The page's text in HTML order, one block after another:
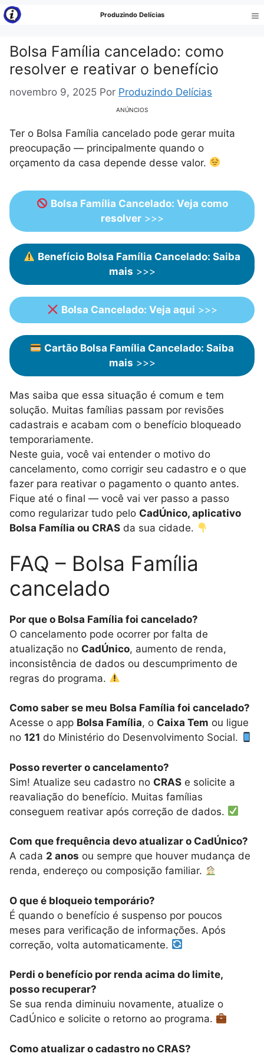
Pular
para
conteúdo
Produzindo Delícias
Bolsa Família cancelado: como
resolver e reativar o benefício
novembro 9, 2025 Por Produzindo Delícias
ANÚNCIOS
Ter o Bolsa Família cancelado pode gerar muita
preocupação — principalmente quando o
orçamento da casa depende desse valor.
Bolsa Família Cancelado: Veja como
resolver>>>
Benefício Bolsa Família Cancelado: Saiba
mais >>>
Bolsa Cancelado: Veja aqui >>>
Cartão Bolsa Família Cancelado: Saiba
mais >>>
Mas saiba que essa situação é comum e tem
solução. Muitas famílias passam por revisões
cadastrais e acabam com o benefício bloqueado
temporariamente.
Neste guia, você vai entender o motivo do
cancelamento, como corrigir seu cadastro e o que
fazer para reativar o pagamento o quanto antes.
Fique até o final — você vai ver passo a passo
como regularizar tudo pelo CadÚnico, aplicativo
Bolsa Família ou CRAS da sua cidade.
FAQ – Bolsa Família
cancelado
Por que o Bolsa Família foi cancelado?
O cancelamento pode ocorrer por falta de
atualização no CadÚnico, aumento de renda,
inconsistência de dados ou descumprimento de
regras do programa.
Como saber se meu Bolsa Família foi cancelado?
Acesse o app Bolsa Família, o Caixa Tem ou ligue
no 121 do Ministério do Desenvolvimento Social.
Posso reverter o cancelamento?
Sim! Atualize seu cadastro no CRAS e solicite a
reavaliação do benefício. Muitas famílias
conseguem reativar após correção de dados.
Com que frequência devo atualizar o CadÚnico?
A cada 2 anos ou sempre que houver mudança de
renda, endereço ou composição familiar.
O que é bloqueio temporário?
É quando o benefício é suspenso por poucos
meses para verificação de informações. Após
correção, volta automaticamente.
Perdi o benefício por renda acima do limite,
posso recuperar?
Se sua renda diminuiu novamente, atualize o
CadÚnico e solicite o retorno ao programa.
Como atualizar o cadastro no CRAS?